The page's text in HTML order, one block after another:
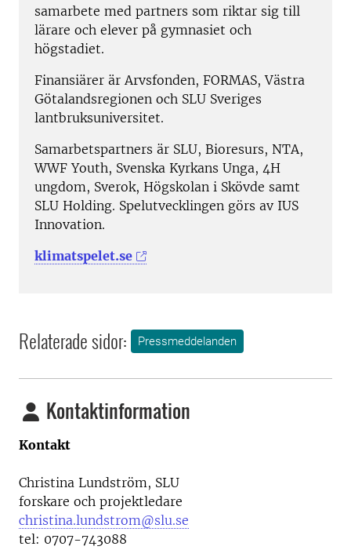
samarbete med partners som riktar sig till
lärare och elever på gymnasiet och
högstadiet.
Finansiärer är Arvsfonden, FORMAS, Västra
Götalandsregionen och SLU Sveriges
lantbruksuniversitet.
Samarbetspartners är SLU, Bioresurs, NTA,
WWF Youth, Svenska Kyrkans Unga, 4H
ungdom, Sverok, Högskolan i Skövde samt
SLU Holding. Spelutvecklingen görs av IUS
Innovation.
klimatspelet.se
Relaterade sidor: Pressmeddelanden
Kontaktinformation
Kontakt
Christina Lundström, SLU
forskare och projektledare
christina.lundstrom@slu.se
tel: 0707-743088